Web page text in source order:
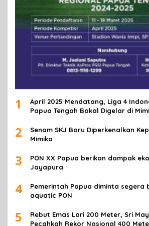
1
April 2025 Mendatang, Liga 4
Papua Tengah Bakal Digelar di
2
Senam SKJ Baru Diperkenalkan
Mimika
3
PON XX Papua berikan dampak
Jayapura
4
Pemerintah Papua diminta segera
aquatic PON
5
Rebut Emas Lari 200 Meter, Sri
Pecahkah Rekor Nasional 400